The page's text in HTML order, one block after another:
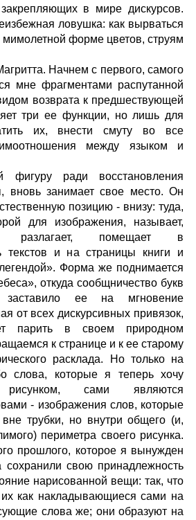
в мире дискурсов.
ловушка: как вырваться
мимолетной форме цветов, струям
Начнем с первого, самого
мне фрагментами распутанной
возврата к предшествующей
три ее функции, но лишь для
их, внести смуту во все
между языком и
фигуру ради восстановления
вновь занимает свое место. Он
позицию - внизу: туда,
для изображения, называет,
разлагает, помещает в
текстов и на страницы книги и
Форма же поднимается
откуда сообщничество букв
заставило ее на мгновение
от всех дискурсивных привязок,
парить в своем природном
к странице и к ее старому
расклада. Но только на
слова, которые я теперь хочу
сами являются
- изображения слов, которые
трубки, но внутри общего (и,
периметра своего рисунка.
прошлого, которое я вынужден
сохранили свою принадлежность
нарисованной вещи: так, что
как накладывающиеся сами на
слова же; они образуют на